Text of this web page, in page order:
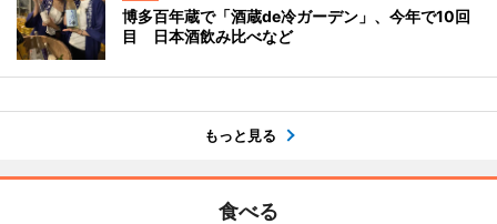
博多百年蔵で「酒蔵de冷ガーデン」、今年で10回
目 日本酒飲み比べなど
もっと見る
食べる